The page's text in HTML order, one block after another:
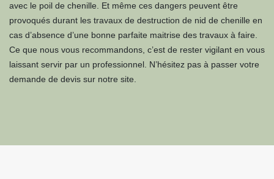
avec le poil de chenille. Et même ces dangers peuvent être
provoqués durant les travaux de destruction de nid de chenille en
cas d’absence d’une bonne parfaite maitrise des travaux à faire.
Ce que nous vous recommandons, c’est de rester vigilant en vous
laissant servir par un professionnel. N’hésitez pas à passer votre
demande de devis sur notre site.